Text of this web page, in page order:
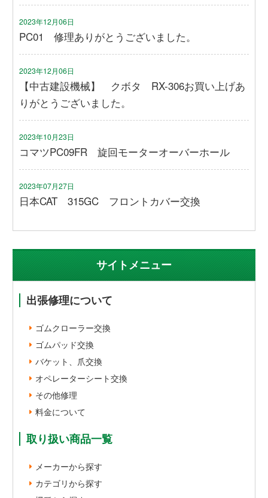
2023年12月06日
PC01 修理ありがとうございました。
2023年12月06日
【中古建設機械】 クボタ RX-306お買い上げあ
りがとうございました。
2023年10月23日
コマツPC09FR 旋回モーターオーバーホール
2023年07月27日
日本CAT 315GC フロントカバー交換
サイトメニュー
出張修理について
ゴムクローラー交換
ゴムパッド交換
バケット、爪交換
オペレーターシート交換
その他修理
料金について
取り扱い商品一覧
メーカーから探す
カテゴリから探す